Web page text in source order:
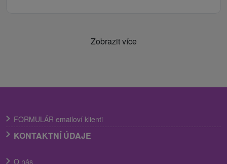
Zobrazit více
FORMULÁR emailoví klienti
KONTAKTNÍ ÚDAJE
O nás